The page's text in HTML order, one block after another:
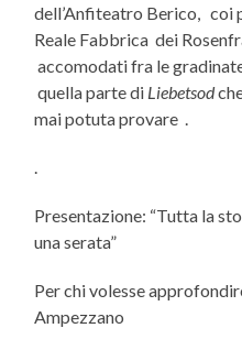
dell’Anfiteatro Berico,
Reale Fabbrica dei
accomodati fra le
quella parte di Liebetsod
mai potuta provare .
Presentazione: “Tutta la
una serata”
Per chi volesse
Ampezzano